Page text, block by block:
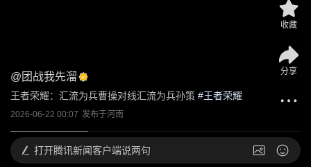
@ 团战我先溜
王者荣耀：汇流为兵曹操对线汇流为兵孙策 #王者荣耀
2026-06-22 00:07 发布于河南
收藏
分享
打开腾讯新闻客户端说两句